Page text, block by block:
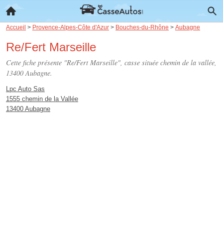
Accueil > Provence-Alpes-Côte d'Azur > Bouches-du-Rhône > Aubagne
Re/Fert Marseille
Cette fiche présente "Re/Fert Marseille", casse située chemin de la vallée,
13400 Aubagne.
Lpc Auto Sas
1555 chemin de la Vallée
13400 Aubagne